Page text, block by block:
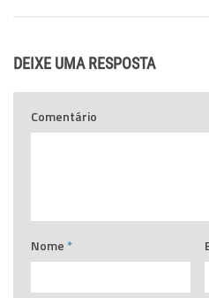
DEIXE UMA RESPOSTA
Comentário
Nome *